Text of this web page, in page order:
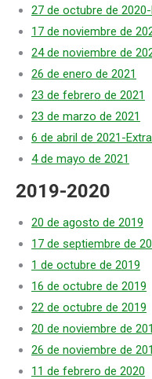
27 de octubre de
17 de noviembre de
24 de noviembre de
26 de enero de 2021
23 de febrero de 2021
23 de marzo de 2021
6 de abril de 2021-
4 de mayo de 2021
2019-2020
20 de agosto de 2019
17 de septiembre de
1 de octubre de 2019
16 de octubre de 2019
22 de octubre de 2019
20 de noviembre de
26 de noviembre de
11 de febrero de 2020